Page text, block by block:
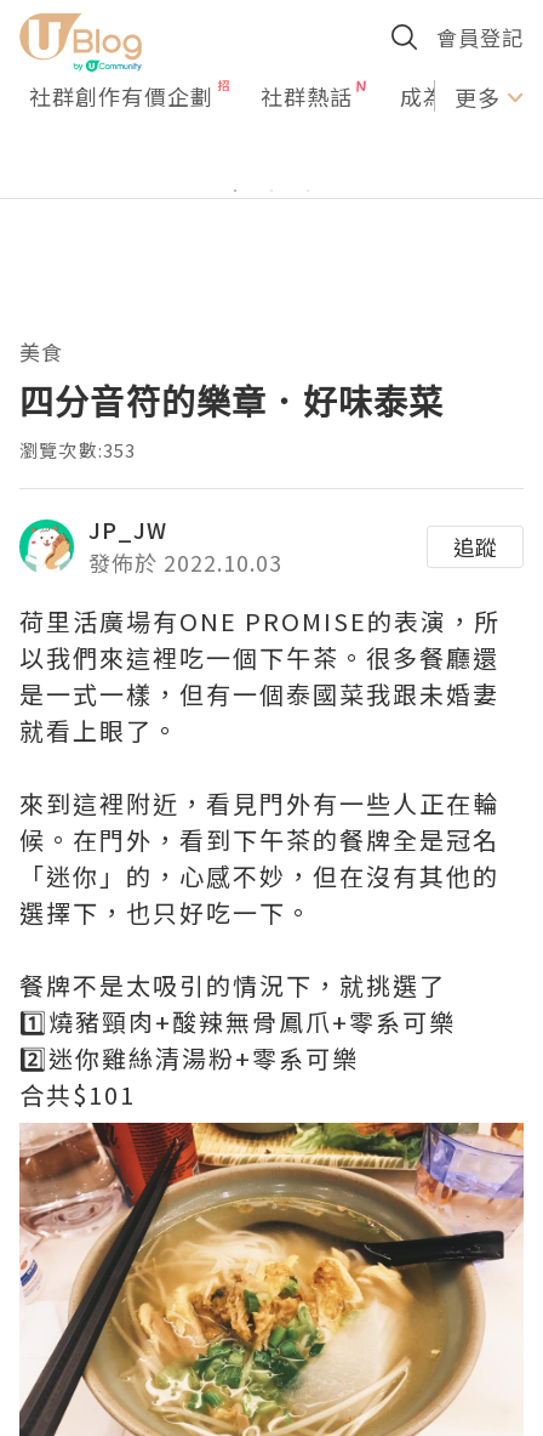
會員登記
社群創作有價企劃 社群熱話 成為U更多
美食
四分音符的樂章．好味泰菜
瀏覽次數:353
JP_JW
發佈於 2022.10.03
追蹤
荷里活廣場有ONE PROMISE的表演，所
以我們來這裡吃一個下午茶。很多餐廳還
是一式一樣，但有一個泰國菜我跟未婚妻
就看上眼了。
來到這裡附近，看見門外有一些人正在輪
候。在門外，看到下午茶的餐牌全是冠名
「迷你」的，心感不妙，但在沒有其他的
選擇下，也只好吃一下。
餐牌不是太吸引的情況下，就挑選了
1️⃣燒豬頸肉+酸辣無骨鳳爪+零系可樂
2️⃣迷你雞絲清湯粉+零系可樂
合共$101